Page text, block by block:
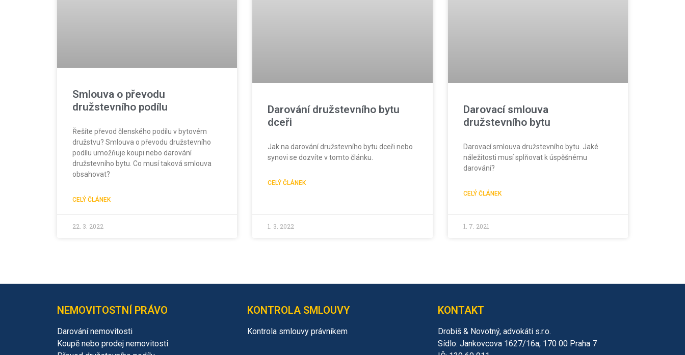
Smlouva o převodu
družstevního podílu
Řešíte převod členského podílu v bytovém
družstvu? Smlouva o převodu družstevního
podílu umožňuje koupi nebo darování
družstevního bytu. Co musí taková smlouva
obsahovat?
CELÝ ČLÁNEK
22. 3. 2022
Darování družstevního bytu
dceři
Jak na darování družstevního bytu dceři nebo
synovi se dozvíte v tomto článku.
CELÝ ČLÁNEK
1. 3. 2022
Darovací smlouva
družstevního bytu
Darovací smlouva družstevního bytu. Jaké
náležitosti musí splňovat k úspěšnému
darování?
CELÝ ČLÁNEK
1. 7. 2021
NEMOVITOSTNÍ PRÁVO
Darování nemovitosti
Koupě nebo prodej nemovitosti
KONTROLA SMLOUVY
Kontrola smlouvy právníkem
KONTAKT
Drobiš & Novotný, advokáti s.r.o.
Sídlo: Jankovcova 1627/16a, 170 00 Praha 7